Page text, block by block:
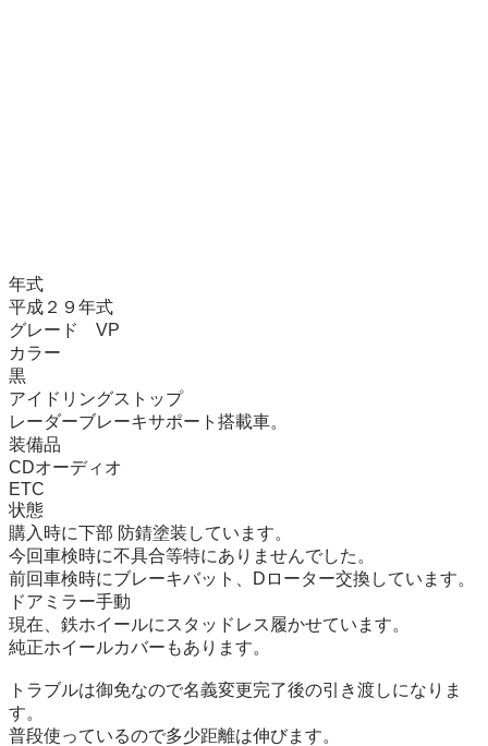
年式
平成２９年式
グレード　VP
カラー
黒
アイドリングストップ
レーダーブレーキサポート搭載車。
装備品
CDオーディオ
ETC
状態
購入時に下部 防錆塗装しています。
今回車検時に不具合等特にありませんでした。
前回車検時にブレーキバット、Dローター交換しています。
ドアミラー手動
現在、鉄ホイールにスタッドレス履かせています。
純正ホイールカバーもあります。
トラブルは御免なので名義変更完了後の引き渡しになりま
す。
普段使っているので多少距離は伸びます。